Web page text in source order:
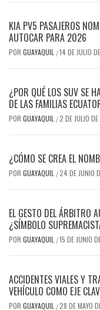
KIA PV5 PASAJEROS
AUTOCAR PARA 2026
POR GUAYAQUIL /14 DE JULIO
¿POR QUÉ LOS SUV SE
DE LAS FAMILIAS
POR GUAYAQUIL /2 DE JULIO
¿CÓMO SE CREA EL
POR GUAYAQUIL /24 DE JUNIO
EL GESTO DEL ÁRBITRO
¿SÍMBOLO
POR GUAYAQUIL /15 DE JUNIO
ACCIDENTES VIALES Y
VEHÍCULO COMO EJE
POR GUAYAQUIL /28 DE MAYO